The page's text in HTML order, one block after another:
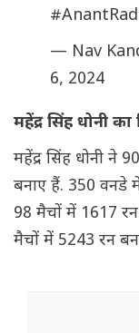
— Nav
6, 2024
महेंद्र सिंह धोनी
महेंद्र सिंह धोनी ने
बनाए हैं. 350 वनडे
98 मैचों में 1617
मैचों में 5243 रन